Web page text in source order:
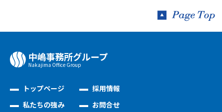
中嶋事務所グループ
Nakajima Oﬃce Group
トップページ
私たちの強み
採用情報
お問合せ